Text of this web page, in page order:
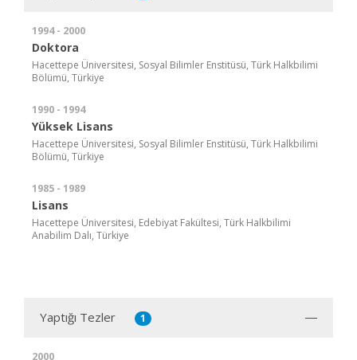
1994 - 2000
Doktora
Hacettepe Üniversitesi, Sosyal Bilimler Enstitüsü, Türk Halkbilimi
Bölümü, Türkiye
1990 - 1994
Yüksek Lisans
Hacettepe Üniversitesi, Sosyal Bilimler Enstitüsü, Türk Halkbilimi
Bölümü, Türkiye
1985 - 1989
Lisans
Hacettepe Üniversitesi, Edebiyat Fakültesi, Türk Halkbilimi
Anabilim Dalı, Türkiye
Yaptığı Tezler 1
2000